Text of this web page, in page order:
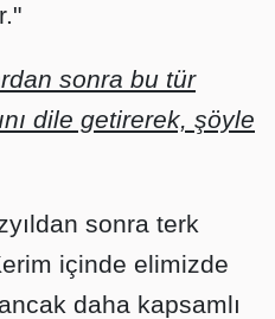
sonra bu tür
dile getirerek, şöyle
sonra terk
içinde elimizde
daha kapsamlı